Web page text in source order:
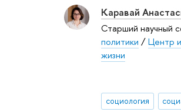
Каравай
Старший научный
политики /Центр
жизни
социология